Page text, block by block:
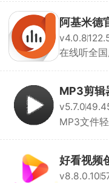
阿基米德
v4.0.8
在线听全
MP3剪辑
v5.7.0
MP3文件轻
好看视频
v8.8.0.10